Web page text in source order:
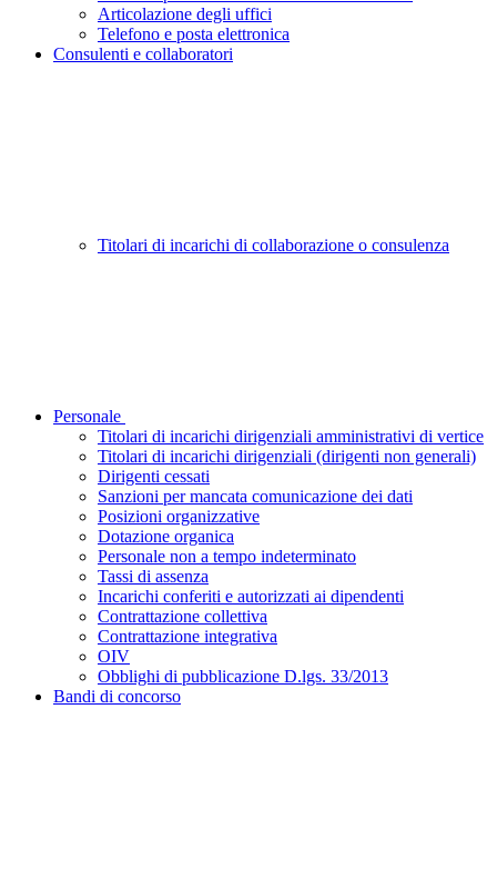
Articolazione degli uffici
Telefono e posta elettronica
Consulenti e collaboratori
Titolari di incarichi di collaborazione o consulenza
Personale
Titolari di incarichi dirigenziali amministrativi di vertice
Titolari di incarichi dirigenziali (dirigenti non generali)
Dirigenti cessati
Sanzioni per mancata comunicazione dei dati
Posizioni organizzative
Dotazione organica
Personale non a tempo indeterminato
Tassi di assenza
Incarichi conferiti e autorizzati ai dipendenti
Contrattazione collettiva
Contrattazione integrativa
OIV
Obblighi di pubblicazione D.lgs. 33/2013
Bandi di concorso